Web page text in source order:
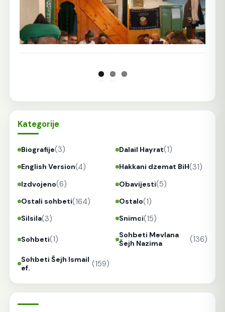
Kategorije
Biografije(3) Dalail Hayrat(1)
English Version(4) Hakkani dzemat BiH(31)
Izdvojeno(6) Obavijesti(5)
Ostali sohbeti(164) Ostalo(1)
Silsila(3) Snimci(15)
Sohbeti(1)
Sohbeti Mevlana
Šejh Nazima
(136)
Sohbeti Šejh Ismail
ef.
(159)